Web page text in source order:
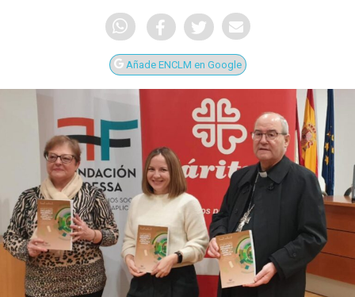
Añade ENCLM en Google